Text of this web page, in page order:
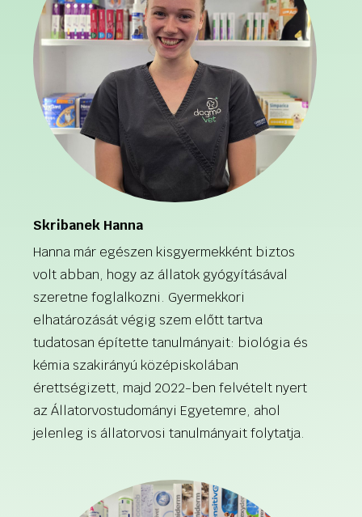
Skribanek Hanna
Hanna már egészen kisgyermekként biztos
volt abban, hogy az állatok gyógyításával
szeretne foglalkozni. Gyermekkori
elhatározását végig szem előtt tartva
tudatosan építette tanulmányait: biológia és
kémia szakirányú középiskolában
érettségizett, majd 2022-ben felvételt nyert
az Állatorvostudományi Egyetemre, ahol
jelenleg is állatorvosi tanulmányait folytatja.